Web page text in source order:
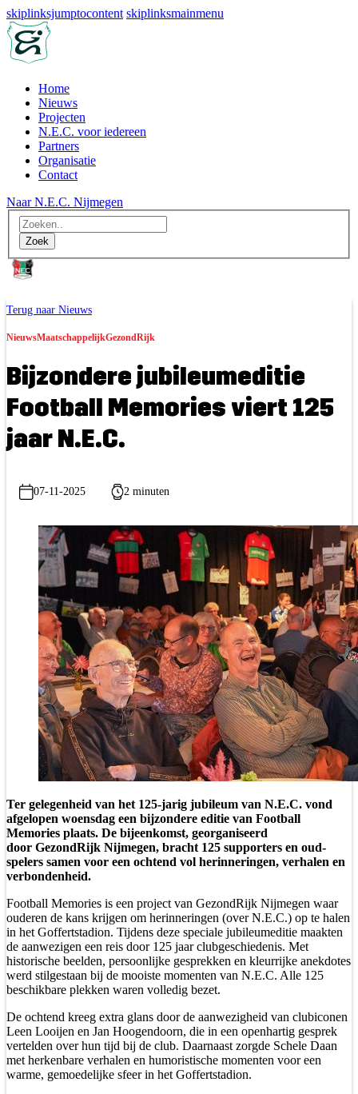
skiplinksjumptocontent skiplinksmainmenu
Home
Nieuws
Projecten
N.E.C. voor iedereen
Partners
Organisatie
Contact
Naar N.E.C. Nijmegen
Terug naar Nieuws
NieuwsMaatschappelijkGezondRijk
Bijzondere jubileumeditie
Football Memories viert 125
jaar N.E.C.
07-11-2025 2 minuten
Ter gelegenheid van het 125-jarig jubileum van N.E.C. vond
afgelopen woensdag een bijzondere editie van Football
Memories plaats. De bijeenkomst, georganiseerd
door GezondRijk Nijmegen, bracht 125 supporters en oud-
spelers samen voor een ochtend vol herinneringen, verhalen en
verbondenheid.
Football Memories is een project van GezondRijk Nijmegen waar
ouderen de kans krijgen om herinneringen (over N.E.C.) op te halen
in het Goffertstadion. Tijdens deze speciale jubileumeditie maakten
de aanwezigen een reis door 125 jaar clubgeschiedenis. Met
historische beelden, persoonlijke gesprekken en kleurrijke anekdotes
werd stilgestaan bij de mooiste momenten van N.E.C. Alle 125
beschikbare plekken waren volledig bezet.
De ochtend kreeg extra glans door de aanwezigheid van clubiconen
Leen Looijen en Jan Hoogendoorn, die in een openhartig gesprek
vertelden over hun tijd bij de club. Daarnaast zorgde Schele Daan
met herkenbare verhalen en humoristische momenten voor een
warme, gemoedelijke sfeer in het Goffertstadion.